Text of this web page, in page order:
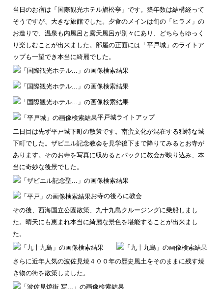
当日のお宿は「国際観光ホテル旗松亭」です。築年数は結構経って
そうですが、大きな旅館でした。夕食のメインは旬の「ヒラメ」の
お造りで、温泉も内風呂と露天風呂が別々にあり、どちらもゆっく
り楽しむことが出来ました。部屋の正面には「平戸城」のライトア
ップも一望でき本当に綺麗でした。
平戸城ライトアップ
二日目は先ず平戸城下町の散策です。南蛮文化が混在する独特な城
下町でした。ザビエル記念教会を見学後下まで降りてみるとお寺が
あります。そのお寺を写真に収めるとバックに教会が映り込み、本
当に奇妙な後景でした。
お寺の後ろに教会
その後、西海国立公園散策、九十九島クルージングに乗船しまし
た。晴天にも恵まれ本当に綺麗な景色を堪能することが出来まし
た。
さらに近年人気の波佐見焼４００年の歴史風土をそのままに残す焼
き物の街を散策しました。